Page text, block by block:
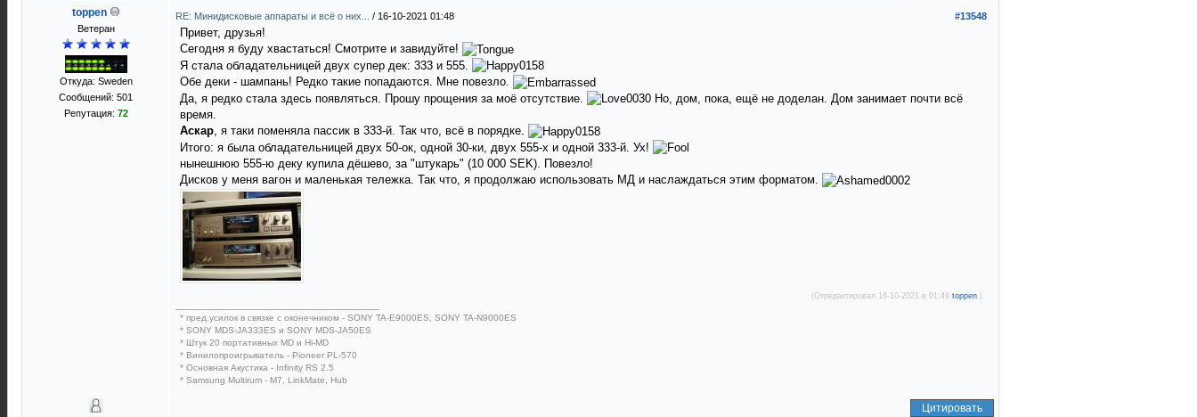
toppen
Ветеран
Откуда: Sweden
Сообщений: 501
Репутация: 72
#13548
RE: Минидисковые аппараты и всё о них... / 16-10-2021 01:48
Привет, друзья!
Сегодня я буду хвастаться! Смотрите и завидуйте!
Я стала обладательницей двух супер дек: 333 и 555.
Обе деки - шампань! Редко такие попадаются. Мне повезло.
Да, я редко стала здесь появляться. Прошу прощения за моё отсутствие.
Но, дом, пока, ещё не доделан. Дом занимает почти всё
время.
Аскар, я таки поменяла пассик в 333-й. Так что, всё в порядке.
Итого: я была обладательницей двух 50-ок, одной 30-ки, двух 555-х и одной 333-й. Ух!
нынешнюю 555-ю деку купила дёшево, за "штукарь" (10 000 SEK). Повезло!
Дисков у меня вагон и маленькая тележка. Так что, я продолжаю использовать МД и наслаждаться этим форматом.
(Отредактировал 16-10-2021 в 01:49 toppen .)
* пред.усилок в связке с оконечником - SONY TA-E9000ES, SONY TA-N9000ES
* SONY MDS-JA333ES и SONY MDS-JA50ES
* Штук 20 портативных MD и Hi-MD
* Винилопроигрыватель - Pioneer PL-570
* Основная Акустика - Infinity RS 2.5
* Samsung Multirum - M7, LinkMate, Hub
Цитировать